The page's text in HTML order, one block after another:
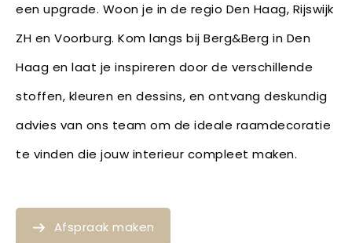
een upgrade. Woon je in de regio Den Haag, Rijswijk
ZH en Voorburg. Kom langs bij Berg&Berg in Den
Haag en laat je inspireren door de verschillende
stoffen, kleuren en dessins, en ontvang deskundig
advies van ons team om de ideale raamdecoratie
te vinden die jouw interieur compleet maken.
Afspraak maken